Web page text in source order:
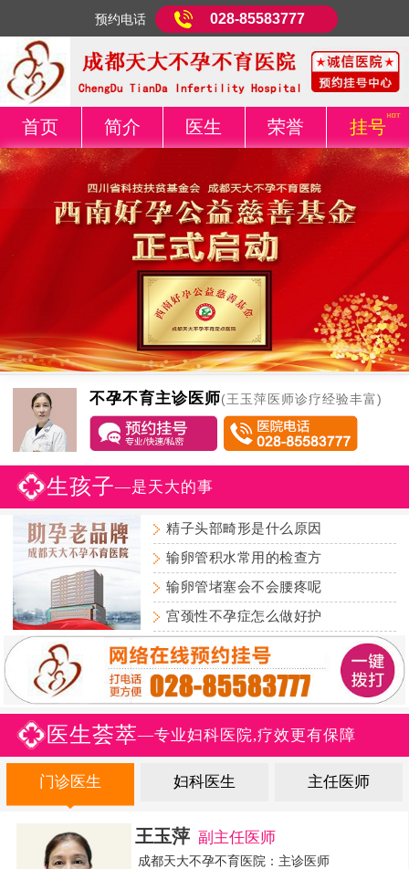
预约电话 028-85583777
首页 简介 医生 荣誉 挂号
不孕不育主诊医师(王玉萍医师诊疗经验丰富)
生孩子—是天大的事
精子头部畸形是什么原因
输卵管积水常用的检查方
输卵管堵塞会不会腰疼呢
宫颈性不孕症怎么做好护
医生荟萃—专业妇科医院,疗效更有保障
门诊医生 妇科医生 主任医师
王玉萍 副主任医师
成都天大不孕不育医院：主诊医师